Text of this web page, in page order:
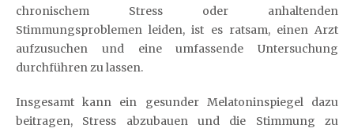
chronischem Stress oder anhaltenden
Stimmungsproblemen leiden, ist es ratsam, einen Arzt
aufzusuchen und eine umfassende Untersuchung
durchführen zu lassen.
Insgesamt kann ein gesunder Melatoninspiegel dazu
beitragen, Stress abzubauen und die Stimmung zu